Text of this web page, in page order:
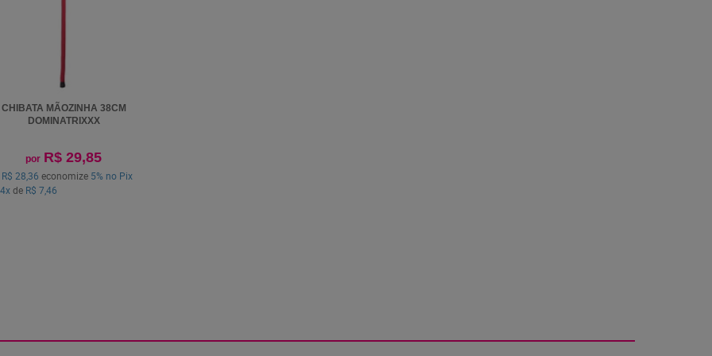
CHIBATA MÃOZINHA 38CM
DOMINATRIXXX
por R$ 29,85
R$ 28,36 economize 5% no Pix
4xde R$ 7,46